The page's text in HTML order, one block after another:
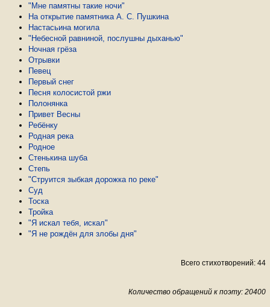
"Мне памятны такие ночи"
На открытие памятника А. С. Пушкина
Настасьина могила
"Небесной равниной, послушны дыханью"
Ночная грёза
Отрывки
Певец
Первый снег
Песня колосистой ржи
Полонянка
Привет Весны
Ребёнку
Родная река
Родное
Стенькина шуба
Степь
"Струится зыбкая дорожка по реке"
Суд
Тоска
Тройка
"Я искал тебя, искал"
"Я не рождён для злобы дня"
Всего стихотворений: 44
Количество обращений к поэту: 20400